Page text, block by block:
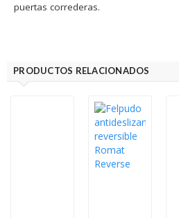
puertas correderas.
PRODUCTOS RELACIONADOS